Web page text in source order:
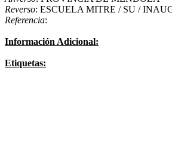
Reverso: ESCUELA MITRE / SU /
Referencia:
Información Adicional:
Etiquetas: